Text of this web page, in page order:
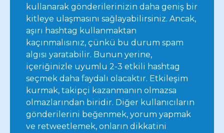
kullanarak gönderilerinizin daha geniş bir
kitleye ulaşmasını sağlayabilirsiniz. Ancak,
aşırı hashtag kullanmaktan
kaçınmalısınız, çünkü bu durum spam
algısı yaratabilir. Bunun yerine,
içeriğinizle uyumlu 2-3 etkili hashtag
seçmek daha faydalı olacaktır. Etkileşim
kurmak, takipçi kazanmanın olmazsa
olmazlarından biridir. Diğer kullanıcıların
gönderilerini beğenmek, yorum yapmak
ve retweetlemek, onların dikkatini